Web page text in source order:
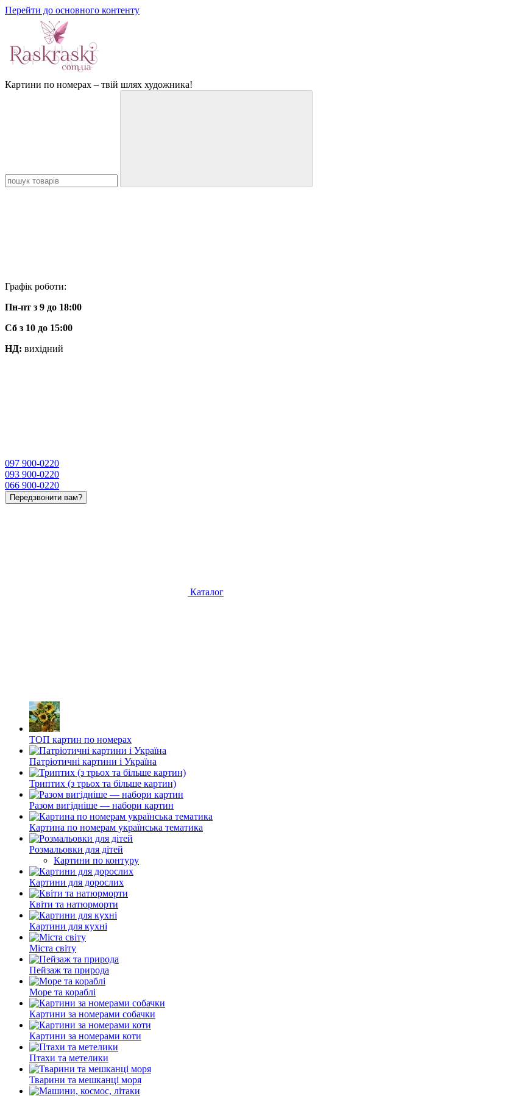
Перейти до основного контенту
Картини по номерах – твій шлях художника!
Графік роботи:
Пн-пт з 9 до 18:00
Сб з 10 до 15:00
НД: вихідний
097 900-0220
093 900-0220
066 900-0220
Передзвонити вам?
Каталог
ТОП картин по номерах
Патріотичні картини і Україна
Триптих (з трьох та більше картин)
Разом вигідніше — набори картин
Картина по номерам українська тематика
Розмальовки для дітей
Картини по контуру
Картини для дорослих
Квіти та натюрморти
Картини для кухні
Міста світу
Пейзаж та природа
Море та кораблі
Картини за номерами собачки
Картини за номерами коти
Птахи та метелики
Тварини та мешканці моря